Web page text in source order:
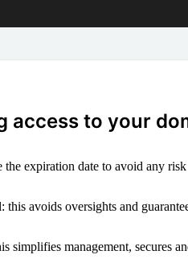
access to your
expiration date to avoid any risk
this avoids oversights and
simplifies management, secures